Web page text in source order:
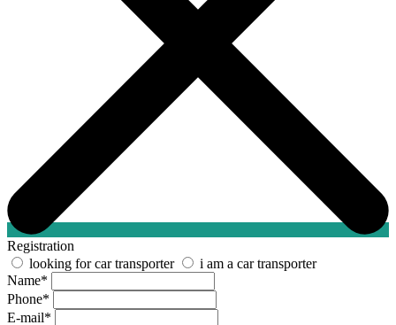
Registration
looking for car transporter
i am a car transporter
Name*
Phone*
E-mail*